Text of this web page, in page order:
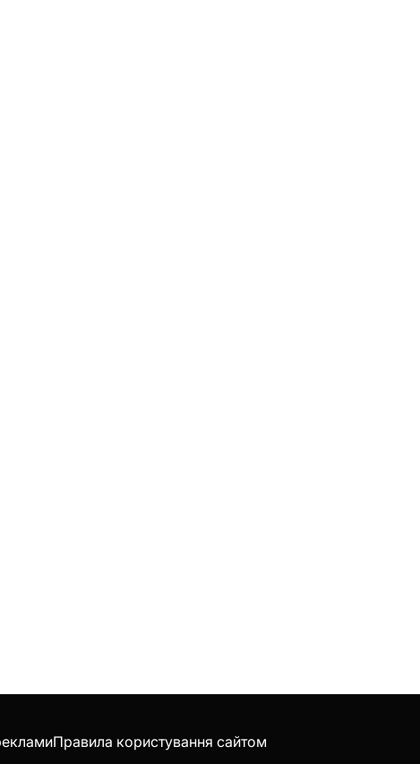
Правила користування сайтом